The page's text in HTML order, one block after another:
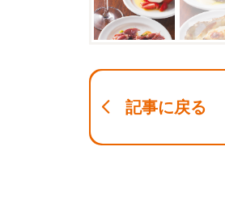
記事に戻る